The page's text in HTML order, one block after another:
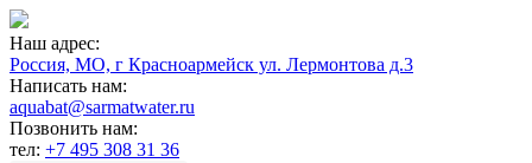
Наш адрес:
Россия, МО, г Красноармейск ул. Лермонтова д.3
Написать нам:
aquabat@sarmatwater.ru
Позвонить нам:
тел: +7 495 308 31 36